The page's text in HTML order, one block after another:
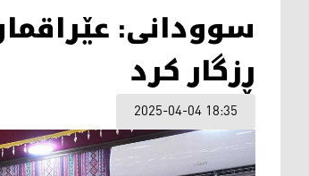
سوودانی:
ڕزگار کرد
2025-04-04 18:35